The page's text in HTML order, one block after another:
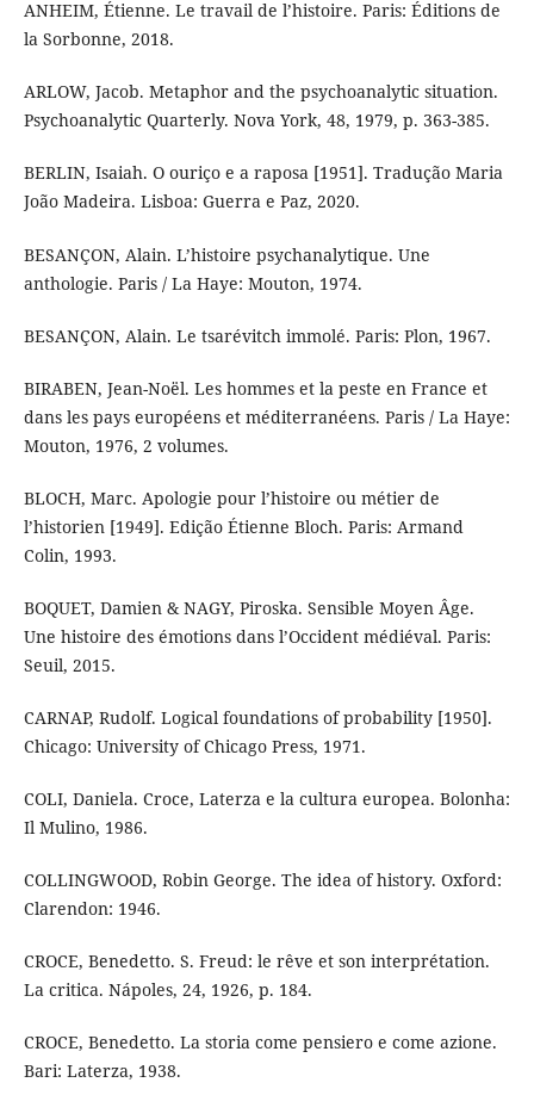
ANHEIM, Étienne. Le travail de l’histoire. Paris: Éditions de
la Sorbonne, 2018.
ARLOW, Jacob. Metaphor and the psychoanalytic situation.
Psychoanalytic Quarterly. Nova York, 48, 1979, p. 363-385.
BERLIN, Isaiah. O ouriço e a raposa [1951]. Tradução Maria
João Madeira. Lisboa: Guerra e Paz, 2020.
BESANÇON, Alain. L’histoire psychanalytique. Une
anthologie. Paris / La Haye: Mouton, 1974.
BESANÇON, Alain. Le tsarévitch immolé. Paris: Plon, 1967.
BIRABEN, Jean-Noël. Les hommes et la peste en France et
dans les pays européens et méditerranéens. Paris / La Haye:
Mouton, 1976, 2 volumes.
BLOCH, Marc. Apologie pour l’histoire ou métier de
l’historien [1949]. Edição Étienne Bloch. Paris: Armand
Colin, 1993.
BOQUET, Damien & NAGY, Piroska. Sensible Moyen Âge.
Une histoire des émotions dans l’Occident médiéval. Paris:
Seuil, 2015.
CARNAP, Rudolf. Logical foundations of probability [1950].
Chicago: University of Chicago Press, 1971.
COLI, Daniela. Croce, Laterza e la cultura europea. Bolonha:
Il Mulino, 1986.
COLLINGWOOD, Robin George. The idea of history. Oxford:
Clarendon: 1946.
CROCE, Benedetto. S. Freud: le rêve et son interprétation.
La critica. Nápoles, 24, 1926, p. 184.
CROCE, Benedetto. La storia come pensiero e come azione.
Bari: Laterza, 1938.